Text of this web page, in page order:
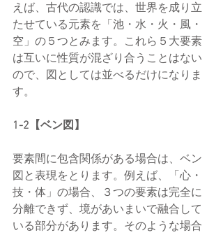
えば、古代の認識では、世界を成り立
たせている元素を「池・水・火・風・
空」の５つとみます。これら５大要素
は互いに性質が混ざり合うことはない
ので、図としては並べるだけになりま
す。
1-2【ベン図】
要素間に包含関係がある場合は、ベン
図と表現をとります。例えば、「心・
技・体」の場合、３つの要素は完全に
分離できず、境があいまいで融合して
いる部分があります。そのような場合